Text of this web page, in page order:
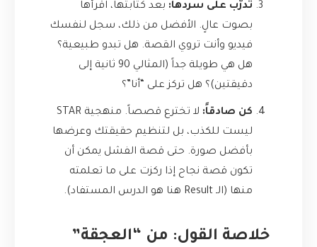
تدرّب على سردها: بعد كتابتها، اقرأها
بصوت عالٍ. الأفضل من ذلك، سجل لنفسك
فيديو وأنت تروي القصة. هل تبدو طبيعية؟
هل هي طويلة جداً (المثالي 90 ثانية إلى
دقيقتين)؟ هل تركز على “أنا”؟
كن صادقاً:
لا تخترع قصصاً. منهجية STAR
ليست للكذب، بل لتنظيم حقيقتك وعرضها
بأفضل صورة. حتى قصة الفشل يمكن أن
تكون قصة نجاح إذا ركزت على ما تعلمته
منها (الـ Result هنا هو الدرس المستفاد).
خلاصة القول: من “العجقة”